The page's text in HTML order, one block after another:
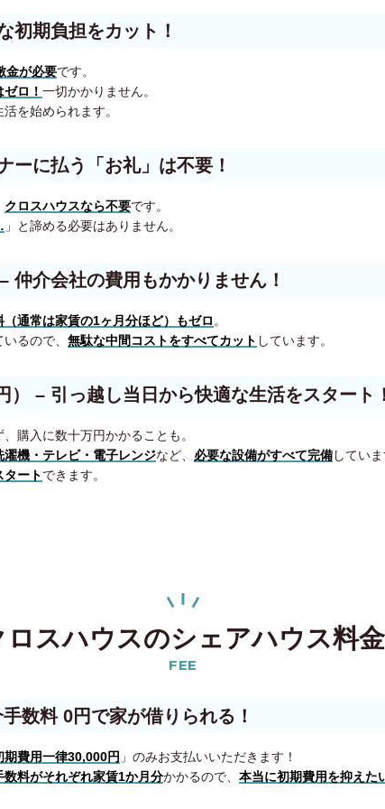
初期負担をカット！
金が必要です。
ロ！ 一切かかりません。
を始められます。
ーに払う「お礼」は不要！
クロスハウスなら不要です。
」と諦める必要はありません。
– 仲介会社の費用もかかりません！
（通常は家賃の1ヶ月分ほど）もゼロ 。
るので、 無駄な中間コストをすべてカット しています。
） – 引っ越し当日から快適な生活をスタート
購入に数十万円かかることも。
機・テレビ・電子レンジなど、 必要な設備がすべて完備してい
タートできます。
ロスハウスのシェアハウス料金
FEE
数料 0円で家が借りられる！
期費用一律30,000円 」のみお支払いいただきます！
料がそれぞれ家賃1か月分かかるので、 本当に初期費用を抑えた